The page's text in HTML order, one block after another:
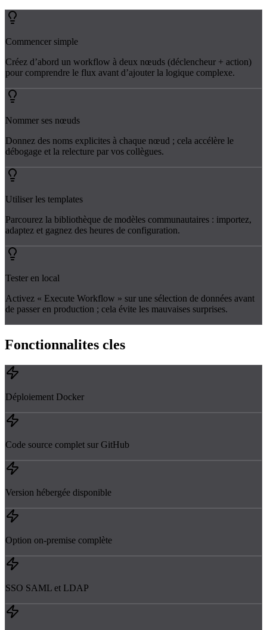
Commencer simple
Créez d’abord un workflow à deux nœuds (déclencheur + action)
pour comprendre le flux avant d’ajouter la logique complexe.
Nommer ses nœuds
Donnez des noms explicites à chaque nœud ; cela accélère le
débogage et la relecture par vos collègues.
Utiliser les templates
Parcourez la bibliothèque de modèles communautaires : importez,
adaptez et gagnez des heures de configuration.
Tester en local
Activez « Execute Workflow » sur une sélection de données avant
de passer en production ; cela évite les mauvaises surprises.
Fonctionnalites cles
Déploiement Docker
Code source complet sur GitHub
Version hébergée disponible
Option on-premise complète
SSO SAML et LDAP